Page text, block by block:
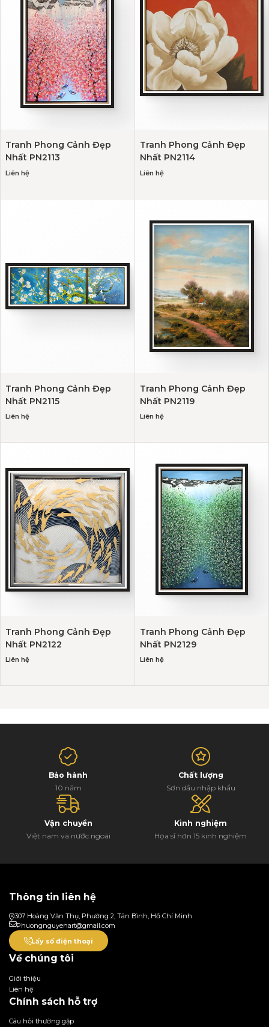
Tranh Phong Cảnh Đẹp
Nhất PN2113
Liên hệ
Tranh Phong Cảnh Đẹp
Nhất PN2114
Liên hệ
Tranh Phong Cảnh Đẹp
Nhất PN2115
Liên hệ
Tranh Phong Cảnh Đẹp
Nhất PN2119
Liên hệ
Tranh Phong Cảnh Đẹp
Nhất PN2122
Liên hệ
Tranh Phong Cảnh Đẹp
Nhất PN2129
Liên hệ
Bảo hành
10 năm
Chất lượng
Sơn dầu nhập khẩu
Vận chuyển
Việt nam và nước ngoài
Kinh nghiệm
Họa sĩ hơn 15 kinh nghiệm
Thông tin liên hệ
307 Hoàng Văn Thụ, Phường 2, Tân Bình, Hồ Chí Minh
Phuongnguyenart@gmail.com
Lấy số điện thoại
Về chúng tôi
Giới thiệu
Liên hệ
Chính sách hỗ trợ
Câu hỏi thường gặp